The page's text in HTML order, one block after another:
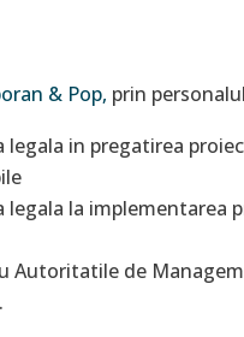
& Pop, prin
in pregatirea
legala la
Autoritatile de